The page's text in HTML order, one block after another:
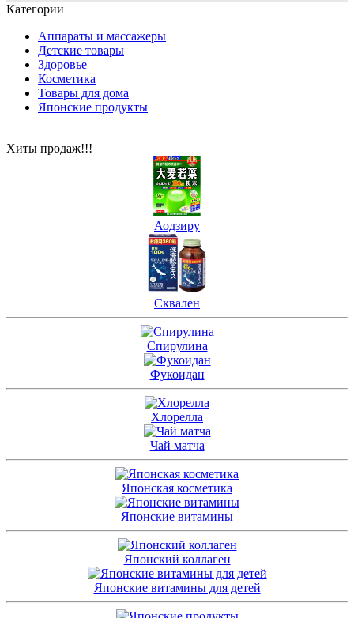
Категории
Аппараты и массажеры
Детские товары
Здоровье
Косметика
Товары для дома
Японские продукты
Хиты продаж!!!
Аодзиру
Сквален
Спирулина
Фукоидан
Хлорелла
Чай матча
Японская косметика
Японские витамины
Японский коллаген
Японские витамины для детей